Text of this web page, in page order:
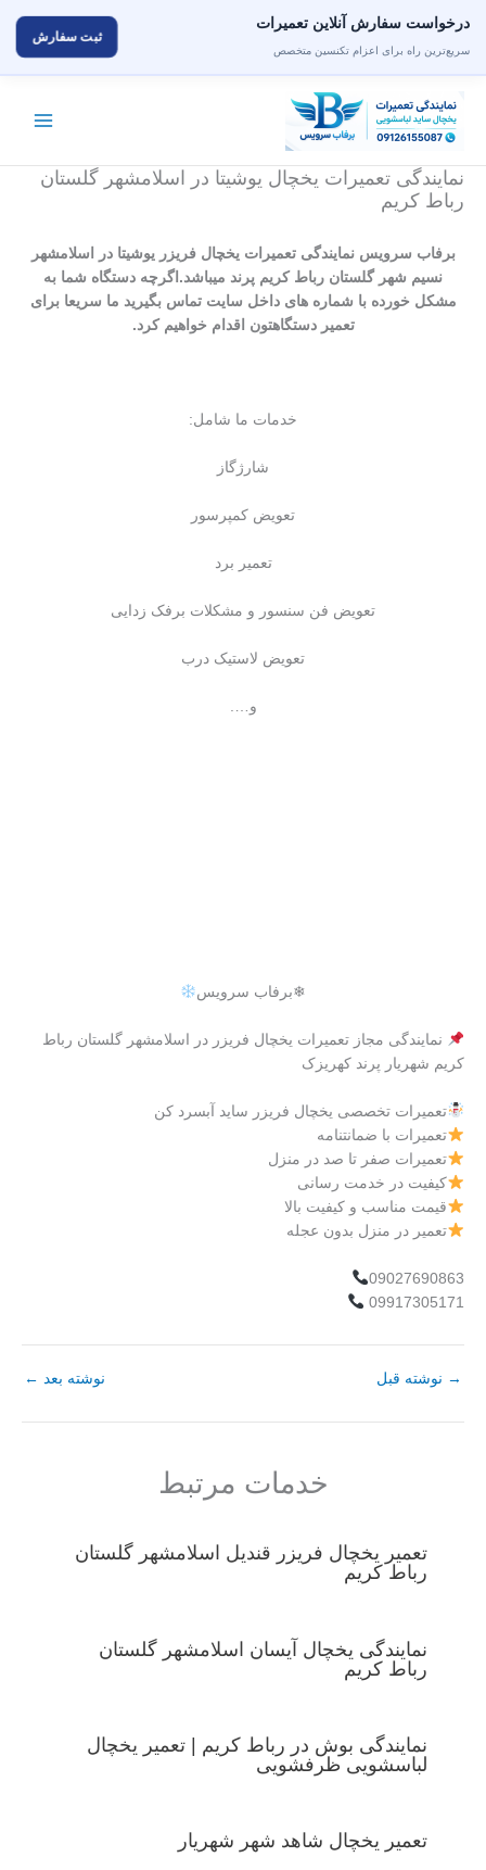
محتوا
نمایندگی تعمیرات یخچال یوشیتا در اسلامشهر گلستان
رباط کریم
برفاب سرویس نمایندگی تعمیرات یخچال فریزر یوشیتا در اسلامشهر
نسیم شهر گلستان رباط کریم پرند میباشد.اگرچه دستگاه شما به
مشکل خورده با شماره های داخل سایت تماس بگیرید ما سریعا برای
تعمیر دستگاهتون اقدام خواهیم کرد‌.
خدمات ما شامل:
شارژگاز
تعویض کمپرسور
تعمیر برد
تعویض فن سنسور و مشکلات برفک زدایی
تعویض لاستیک درب
و….
❄برفاب سرویس
نمایندگی مجاز تعمیرات یخچال فریزر در اسلامشهر گلستان رباط
کریم شهریار پرند کهریزک
تعمیرات تخصصی یخچال فریزر ساید آبسرد کن
تعمیرات با ضمانتنامه
تعمیرات صفر تا صد در منزل
کیفیت در خدمت رسانی
قیمت مناسب و کیفیت بالا
تعمیر در منزل بدون عجله
09027690863
09917305171
→ نوشته قبل نوشته بعد ←
خدمات مرتبط
تعمیر یخچال فریزر قندیل اسلامشهر گلستان
رباط کریم
نمایندگی یخچال آیسان اسلامشهر گلستان
رباط کریم
نمایندگی بوش در رباط کریم | تعمیر یخچال
لباسشویی ظرفشویی
تعمیر یخچال شاهد شهر شهریار
درخواست سفارش آنلاین تعمیرات
سریع‌ترین راه برای اعزام تکنسین متخصص
ثبت سفارش